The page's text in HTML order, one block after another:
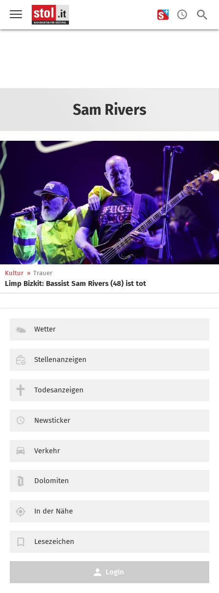
Sam Rivers
Kultur » Trauer
Limp Bizkit: Bassist Sam Rivers (48) ist tot
Wetter
Stellenanzeigen
Todesanzeigen
Newsticker
Verkehr
Dolomiten
In der Nähe
Lesezeichen
Login